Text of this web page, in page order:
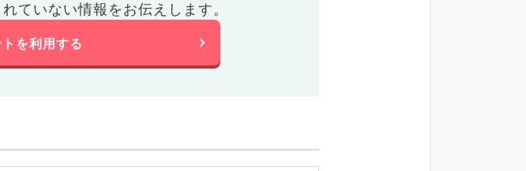
ていない情報をお伝えします。
を利用する